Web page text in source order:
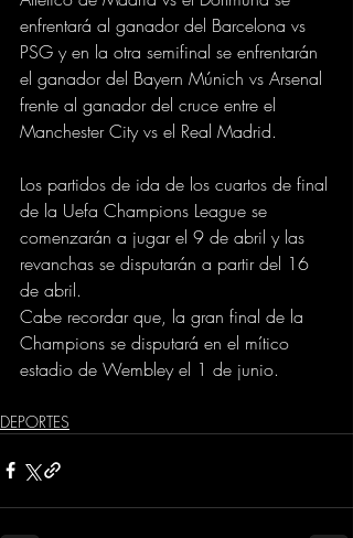
enfrentará al ganador del Barcelona vs
PSG y en la otra semifinal se enfrentarán
el ganador del Bayern Múnich vs Arsenal
frente al ganador del cruce entre el
Manchester City vs el Real Madrid.
Los partidos de ida de los cuartos de final
de la Uefa Champions League se
comenzarán a jugar el 9 de abril y las
revanchas se disputarán a partir del 16
de abril.
Cabe recordar que, la gran final de la
Champions se disputará en el mítico
estadio de Wembley el 1 de junio.
DEPORTES